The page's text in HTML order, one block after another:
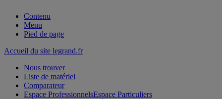
Contenu
Menu
Pied de page
Accueil du site legrand.fr
Nous trouver
Liste de matériel
Comparateur
Espace ProfessionnelsEspace Particuliers